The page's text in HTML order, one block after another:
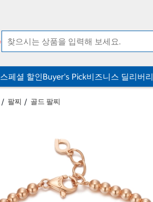
스페셜 할인Buyer's Pick비즈니스 딜리버리
팔찌 골드 팔찌